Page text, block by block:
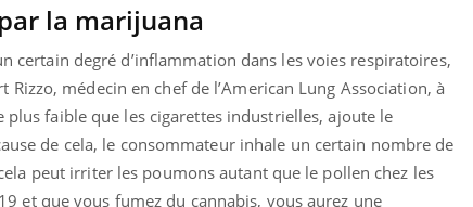
la marijuana
certain degré d’inflammation dans les voies respiratoires,
médecin en chef de l’American Lung Association, à
faible que les cigarettes industrielles, ajoute le
de cela, le consommateur inhale un certain nombre de
peut irriter les poumons autant que le pollen chez les
et que vous fumez du cannabis, vous aurez une